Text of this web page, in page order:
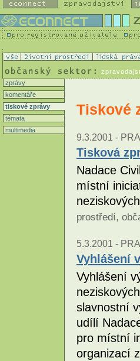
zprávy
komentáře
tiskové zprávy
témata
multimedia
Tiskové
9.3.2001 -
Tisková
Nadace
místní
prostředí,
5.3.2001 -
Vyhlášení
Vyhlášení
slavnostní
udílí
pro místní
organizací